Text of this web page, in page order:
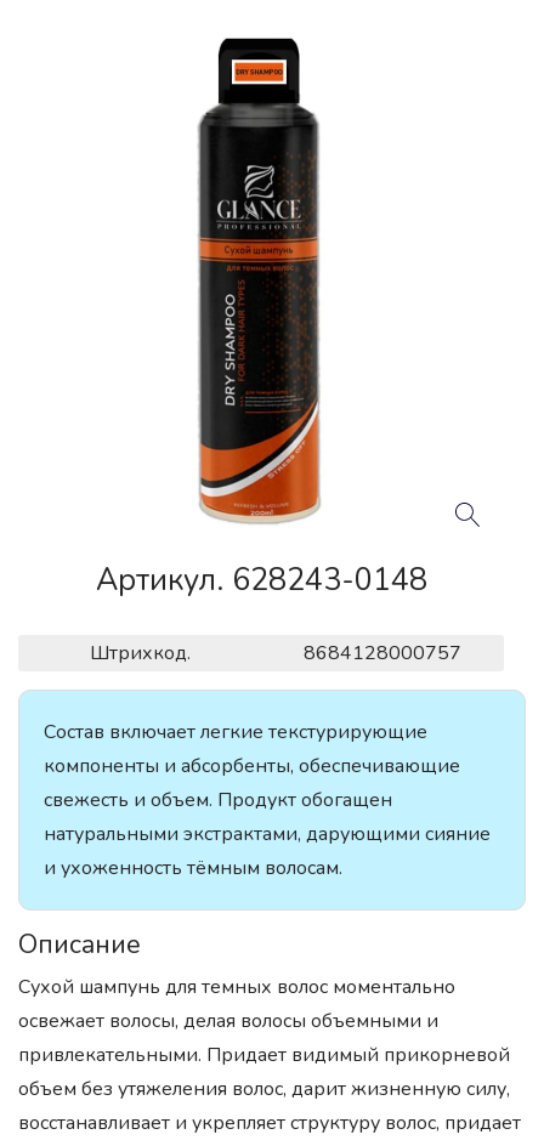
Артикул. 628243-0148
Штрихкод. 8684128000757
Состав включает легкие текстурирующие
компоненты и абсорбенты, обеспечивающие
свежесть и объем. Продукт обогащен
натуральными экстрактами, дарующими сияние
и ухоженность тёмным волосам.
Описание
Сухой шампунь для темных волос моментально
освежает волосы, делая волосы объемными и
привлекательными. Придает видимый прикорневой
объем без утяжеления волос, дарит жизненную силу,
восстанавливает и укрепляет структуру волос, придает